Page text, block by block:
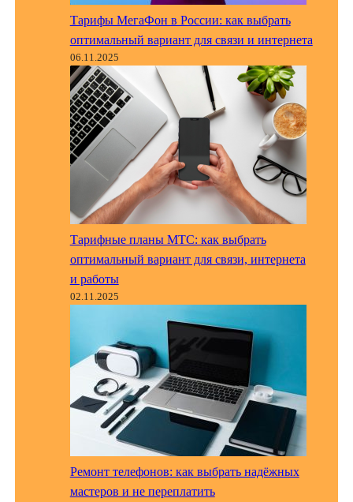
Тарифы МегаФон в России: как выбрать
оптимальный вариант для связи и интернета
06.11.2025
Тарифные планы МТС: как выбрать
оптимальный вариант для связи, интернета
и работы
02.11.2025
Ремонт телефонов: как выбрать надёжных
мастеров и не переплатить